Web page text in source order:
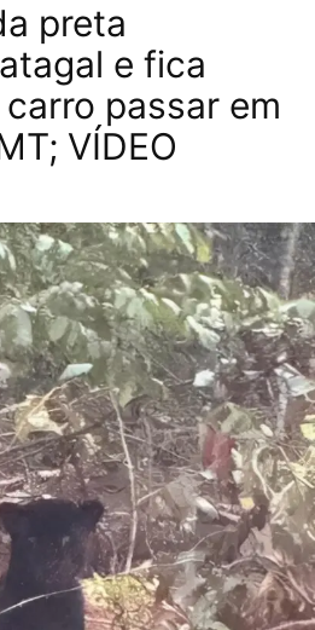
preta
e fica
passar em
VÍDEO